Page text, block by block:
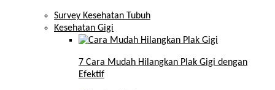
Survey Kesehatan Tubuh
Kesehatan Gigi
7 Cara Mudah Hilangkan Plak Gigi dengan
Efektif